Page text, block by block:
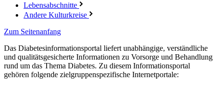
Lebensabschnitte
Andere Kulturkreise
Zum Seitenanfang
Das Diabetesinformationsportal liefert unabhängige, verständliche
und qualitätsgesicherte Informationen zu Vorsorge und Behandlung
rund um das Thema Diabetes. Zu diesem Informationsportal
gehören folgende zielgruppenspezifische Internetportale: